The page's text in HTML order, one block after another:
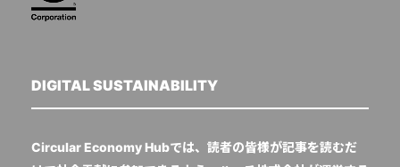
DIGITAL SUSTAINABILITY
Circular Economy Hubでは、読者の皆様が記事を読むだ